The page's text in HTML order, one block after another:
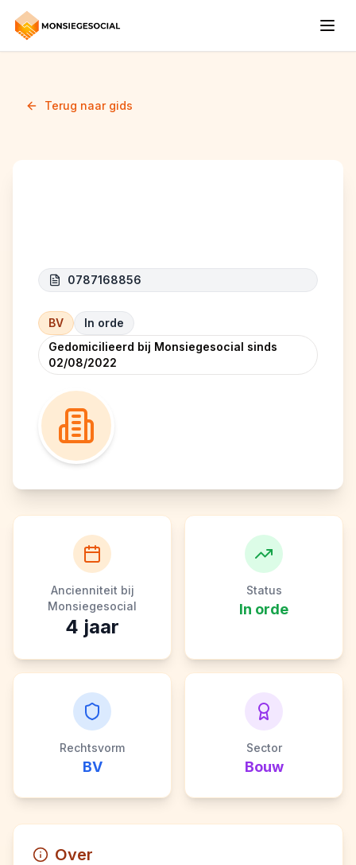
Terug naar gids
0787168856
BV
In orde
Gedomicilieerd bij Monsiegesocial sinds
02/08/2022
Ancienniteit bij
Monsiegesocial
4 jaar
Status
In orde
Rechtsvorm
BV
Sector
Bouw
Over